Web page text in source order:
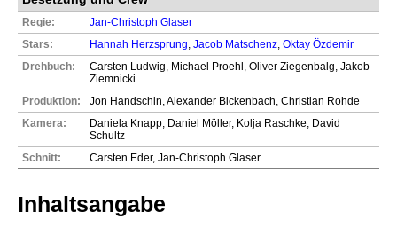
Regie:
Jan-Christoph Glaser
Stars:
Hannah Herzsprung Jacob Matschenz Oktay Özdemir
Drehbuch:
Carsten Ludwig, Michael Proehl, Oliver Ziegenbalg, Jakob
Ziemnicki
Produktion:
Jon Handschin, Alexander Bickenbach, Christian Rohde
Kamera:
Daniela Knapp, Daniel Möller, Kolja Raschke, David
Schultz
Schnitt:
Carsten Eder, Jan-Christoph Glaser
Inhaltsangabe